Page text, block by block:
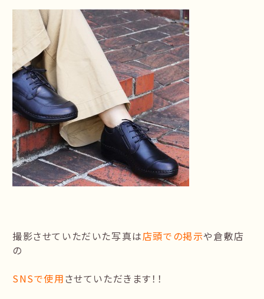
撮影させていただいた写真は店頭での掲示や倉敷店
の
SNSで使用させていただきます！！